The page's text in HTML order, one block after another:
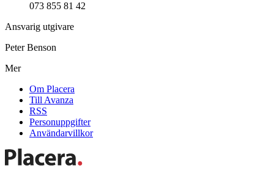
073 855 81 42
Ansvarig utgivare
Peter Benson
Mer
Om Placera
Till Avanza
RSS
Personuppgifter
Användarvillkor